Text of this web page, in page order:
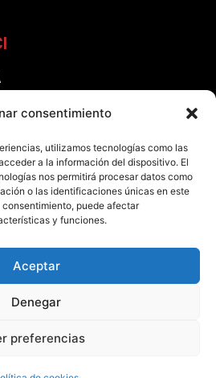
consentimiento
utilizamos tecnologías como las
a la información del dispositivo. El
nos permitirá procesar datos como
o las identificaciones únicas en este
puede afectar
y funciones.
Aceptar
Denegar
preferencias